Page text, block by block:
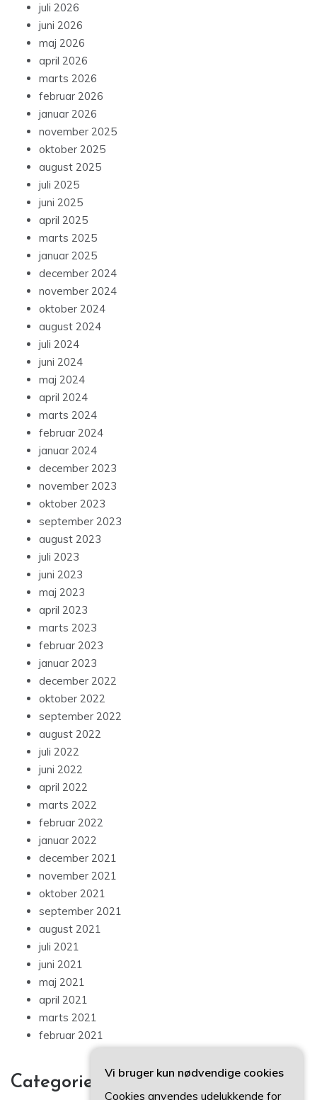
juli 2026
juni 2026
maj 2026
april 2026
marts 2026
februar 2026
januar 2026
november 2025
oktober 2025
august 2025
juli 2025
juni 2025
april 2025
marts 2025
januar 2025
december 2024
november 2024
oktober 2024
august 2024
juli 2024
juni 2024
maj 2024
april 2024
marts 2024
februar 2024
januar 2024
december 2023
november 2023
oktober 2023
september 2023
august 2023
juli 2023
juni 2023
maj 2023
april 2023
marts 2023
februar 2023
januar 2023
december 2022
oktober 2022
september 2022
august 2022
juli 2022
juni 2022
april 2022
marts 2022
februar 2022
januar 2022
december 2021
november 2021
oktober 2021
september 2021
august 2021
juli 2021
juni 2021
maj 2021
april 2021
marts 2021
februar 2021
Categories
Vi bruger kun nødvendige cookies
Cookies anvendes udelukkende for